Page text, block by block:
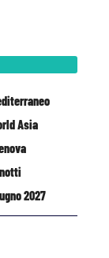
Asia
2027